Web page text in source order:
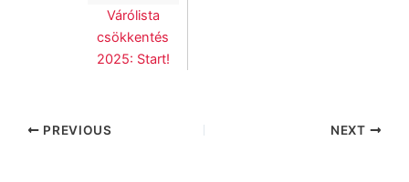
Várólista
csökkentés
2025: Start!
PREVIOUS NEXT